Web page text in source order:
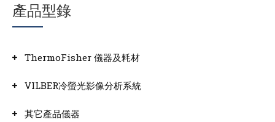
產品型錄
ThermoFisher 儀器及耗材
VILBER冷螢光影像分析系統
其它產品儀器